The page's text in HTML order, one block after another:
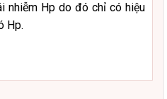
nhiễm Hp do đó chỉ có hiệu
Hp.